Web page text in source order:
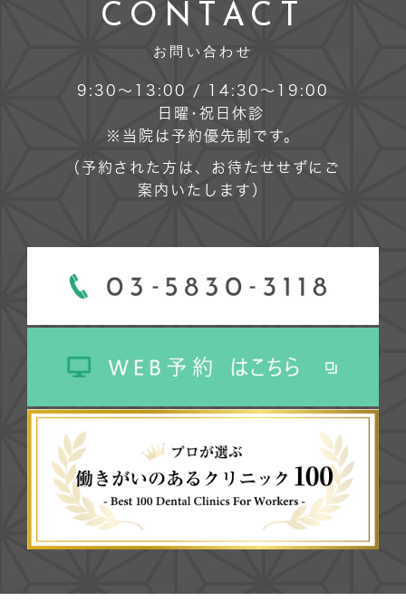
CONTACT
お問い合わせ
9:30～13:00 / 14:30～19:00
日曜･祝日休診
※当院は予約優先制です。
（予約された方は、お待たせせずにご
案内いたします）